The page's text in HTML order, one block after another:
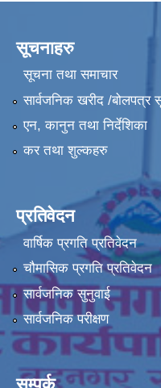
सूचनाहरु
सूचना तथा समाचार
सार्वजनिक खरीद /बोलपत्र
एन, कानुन तथा निर्देशिका
कर तथा शुल्कहरु
प्रतिवेदन
वार्षिक प्रगति प्रतिवेदन
चौमासिक प्रगति प्रतिवेदन
सार्वजनिक सुनुवाई
सार्वजनिक परीक्षण